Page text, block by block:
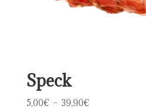
Speck
5,00€ – 39,90€Plage